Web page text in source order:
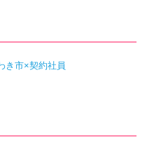
き市×契約社員